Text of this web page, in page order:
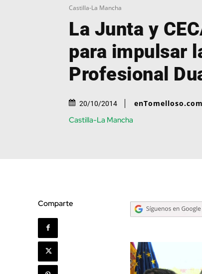
Castilla-La Mancha
La Junta y
para impulsar
Profesional
20/10/2014 enTomelloso.com
Castilla-La Mancha
Comparte